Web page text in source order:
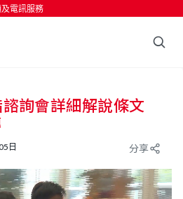
電訊服務
諮詢會詳細解說條文
日 分享